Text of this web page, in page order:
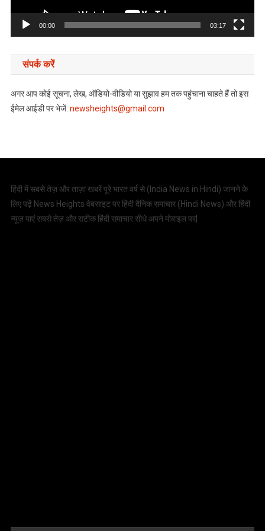
00:00 03:17
संपर्क करें
अगर आप कोई सूचना, लेख, ऑडियो-वीडियो या सुझाव हम तक पहुंचाना चाहते हैं तो इस
ईमेल आईडी पर भेजें: newsheights@gmail.com
हिंदी में सबसे तेज़ और ताज़ा खबरें पूरे भारत वर्ष से ( India News in Hindi) जानने के
लिए पढ़ें News Heights वेबसाइट पर हिंदी दैनिक समाचार (Hindi News) और हिंदी
न्यूज़ पाएं सबसे तेज़ और सटीक हिंदी समाचार सीधे अपने मोबाइल पर|